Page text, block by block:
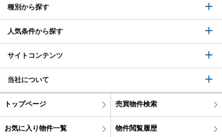
種別から探す
人気条件から探す
サイトコンテンツ
当社について
トップページ 売買物件検索
お気に入り物件一覧 物件閲覧履歴